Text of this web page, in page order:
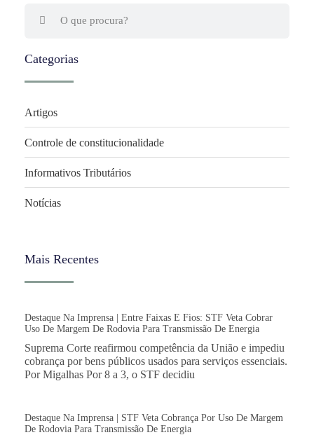
Categorias
Artigos
Controle de constitucionalidade
Informativos Tributários
Notícias
Mais Recentes
Destaque Na Imprensa | Entre Faixas E Fios: STF Veta Cobrar
Uso De Margem De Rodovia Para Transmissão De Energia
Suprema Corte reafirmou competência da União e impediu
cobrança por bens públicos usados para serviços essenciais.
Por Migalhas Por 8 a 3, o STF decidiu
Destaque Na Imprensa | STF Veta Cobrança Por Uso De Margem
De Rodovia Para Transmissão De Energia